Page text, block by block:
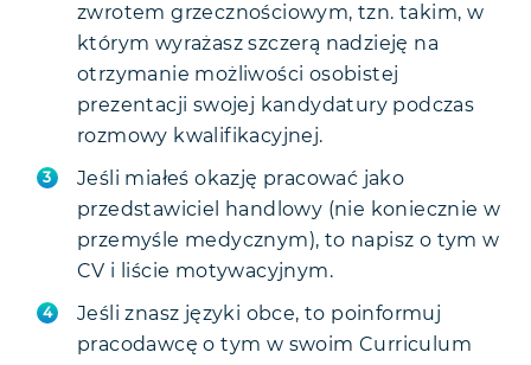
zwrotem grzecznościowym, tzn. takim, w
którym wyrażasz szczerą nadzieję na
otrzymanie możliwości osobistej
prezentacji swojej kandydatury podczas
rozmowy kwalifikacyjnej.
Jeśli miałeś okazję pracować jako
przedstawiciel handlowy (nie koniecznie w
przemyśle medycznym), to napisz o tym w
CV i liście motywacyjnym.
Jeśli znasz języki obce, to poinformuj
pracodawcę o tym w swoim Curriculum